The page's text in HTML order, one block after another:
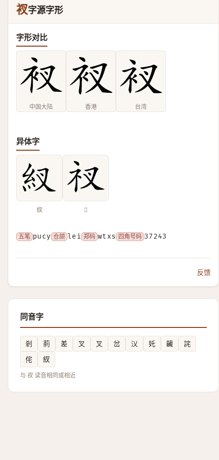
衩字源字形
字形对比
中国大陆 香港 台湾
异体字
紁 𥘓
五笔 pucy 仓颉 lei 郑码 wtxs 四角号码 37243
反馈
同音字
剎 䓭 差 叉 叉 岔 㲼 奼 䶪
詫
侘
紁
与 衩 读音相同或相近